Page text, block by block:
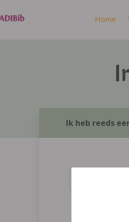
Home
Ik heb reeds